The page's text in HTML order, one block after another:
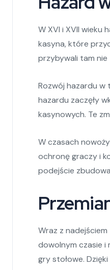
W XVI i XVII wieku
kasyna, które
przybywali tam
Rozwój hazardu w
hazardu zaczęły
kasynowych. Te
W czasach
ochronę graczy i
podejście
Wraz z
dowolnym czasie i
gry stołowe.